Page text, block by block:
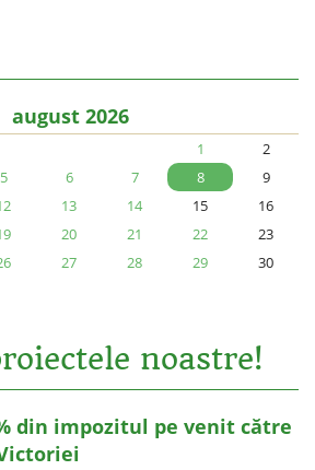
august 2026
1
2
5 6 7 8
9
13 14 15
16
20 21 22
23
27 28 29
30
noastre!
din impozitul pe venit către